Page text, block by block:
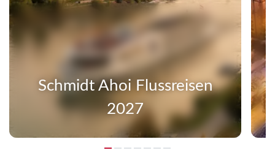
Schmidt Ahoi Flussreisen
2027